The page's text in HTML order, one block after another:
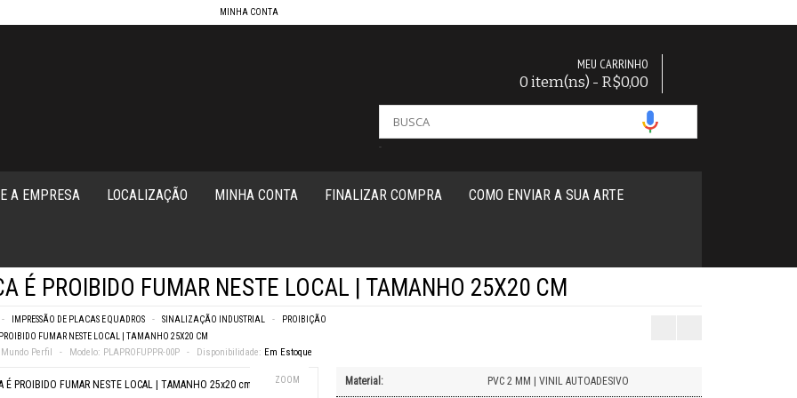
MINHA CONTA
MEU CARRINHO
0 item(ns) - R$0,00
-
A EMPRESA LOCALIZAÇÃO MINHA CONTA FINALIZAR COMPRA COMO ENVIAR A SUA ARTE
PERSONALIZADDO
VOLTAR
ÁREA CONFINADA
É PROIBIDO FUMAR NESTE LOCAL | TAMANHO 25X20 CM
IMPRESSÃO DE PLACAS E QUADROS SINALIZAÇÃO INDUSTRIAL
PROIBIÇÃO
FUMAR NESTE LOCAL | TAMANHO 25X20 CM
Mundo Perfil Modelo: PLAPROFUPPR-00P Disponibilidade: Em Estoque
ZOOM Material: PVC 2 MM | VINIL AUTOADESIVO